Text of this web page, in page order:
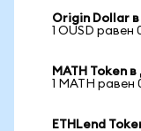
Origin Dollar
1 OUSD равен
MATH Token
1 MATH равен
ETHLend